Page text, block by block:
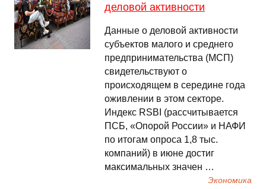
деловой активности
Данные о деловой активности
субъектов малого и среднего
предпринимательства (МСП)
свидетельствуют о
происходящем в середине года
оживлении в этом секторе.
Индекс RSBI (рассчитывается
ПСБ, «Опорой России» и НАФИ
по итогам опроса 1,8 тыс.
компаний) в июне достиг
максимальных значен …
Экономика